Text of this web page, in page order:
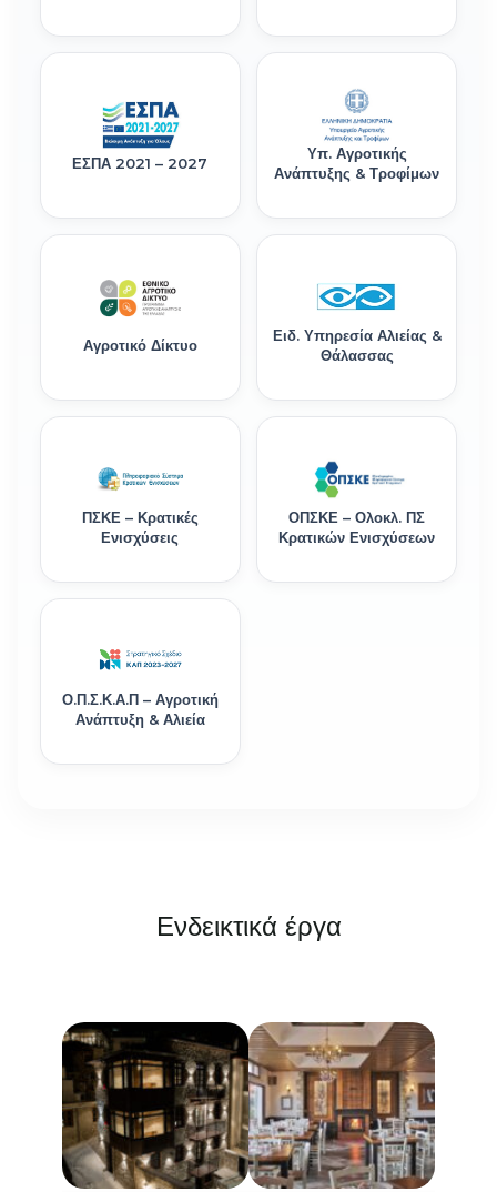
ΕΣΠΑ 2021 – 2027
Υπ. Αγροτικής
Ανάπτυξης & Τροφίμων
Αγροτικό Δίκτυο
Ειδ. Υπηρεσία Αλιείας &
Θάλασσας
ΠΣΚΕ – Κρατικές
Ενισχύσεις
ΟΠΣΚΕ – Ολοκλ. ΠΣ
Κρατικών Ενισχύσεων
Ο.Π.Σ.Κ.Α.Π – Αγροτική
Ανάπτυξη & Αλιεία
Ενδεικτικά έργα